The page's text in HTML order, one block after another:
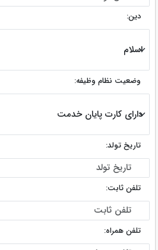
دین:
وضعیت نظام وظیفه:
تاریخ تولد:
تلفن ثابت:
تلفن همراه: